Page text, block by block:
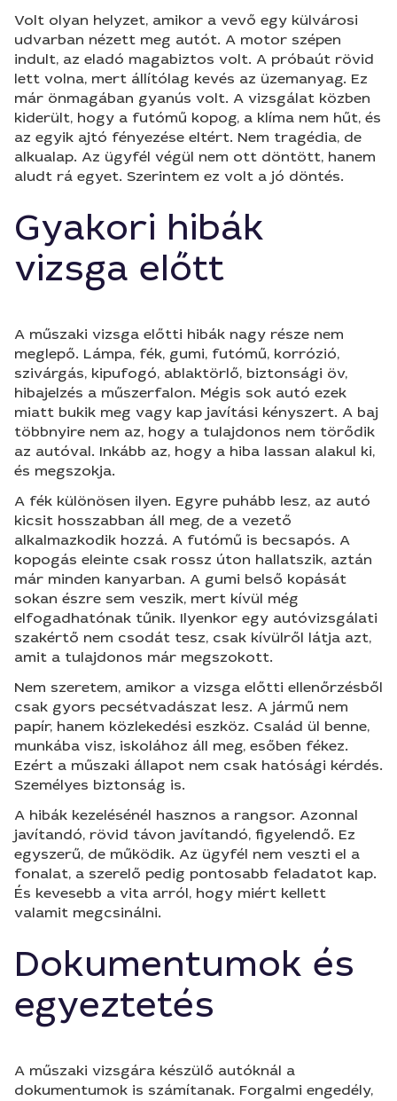
Volt olyan helyzet, amikor a vevő egy külvárosi
udvarban nézett meg autót. A motor szépen
indult, az eladó magabiztos volt. A próbaút rövid
lett volna, mert állítólag kevés az üzemanyag. Ez
már önmagában gyanús volt. A vizsgálat közben
kiderült, hogy a futómű kopog, a klíma nem hűt, és
az egyik ajtó fényezése eltért. Nem tragédia, de
alkualap. Az ügyfél végül nem ott döntött, hanem
aludt rá egyet. Szerintem ez volt a jó döntés.
Gyakori hibák
vizsga előtt
A műszaki vizsga előtti hibák nagy része nem
meglepő. Lámpa, fék, gumi, futómű, korrózió,
szivárgás, kipufogó, ablaktörlő, biztonsági öv,
hibajelzés a műszerfalon. Mégis sok autó ezek
miatt bukik meg vagy kap javítási kényszert. A baj
többnyire nem az, hogy a tulajdonos nem törődik
az autóval. Inkább az, hogy a hiba lassan alakul ki,
és megszokja.
A fék különösen ilyen. Egyre puhább lesz, az autó
kicsit hosszabban áll meg, de a vezető
alkalmazkodik hozzá. A futómű is becsapós. A
kopogás eleinte csak rossz úton hallatszik, aztán
már minden kanyarban. A gumi belső kopását
sokan észre sem veszik, mert kívül még
elfogadhatónak tűnik. Ilyenkor egy autóvizsgálati
szakértő nem csodát tesz, csak kívülről látja azt,
amit a tulajdonos már megszokott.
Nem szeretem, amikor a vizsga előtti ellenőrzésből
csak gyors pecsétvadászat lesz. A jármű nem
papír, hanem közlekedési eszköz. Család ül benne,
munkába visz, iskolához áll meg, esőben fékez.
Ezért a műszaki állapot nem csak hatósági kérdés.
Személyes biztonság is.
A hibák kezelésénél hasznos a rangsor. Azonnal
javítandó, rövid távon javítandó, figyelendő. Ez
egyszerű, de működik. Az ügyfél nem veszti el a
fonalat, a szerelő pedig pontosabb feladatot kap.
És kevesebb a vita arról, hogy miért kellett
valamit megcsinálni.
Dokumentumok és
egyeztetés
A műszaki vizsgára készülő autóknál a
dokumentumok is számítanak. Forgalmi engedély,